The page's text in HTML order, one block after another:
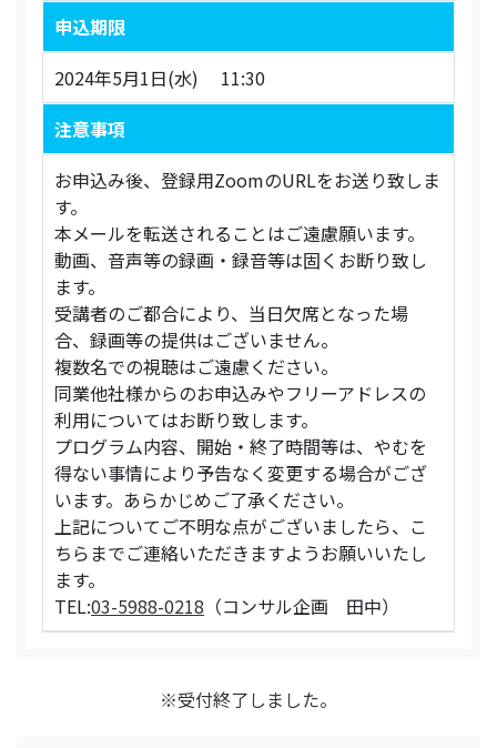
申込期限
2024年5月1日(水) 11:30
注意事項
お申込み後、登録用ZoomのURLをお送り致しま
す。
本メールを転送されることはご遠慮願います。
動画、音声等の録画・録音等は固くお断り致し
ます。
受講者のご都合により、当日欠席となった場
合、録画等の提供はございません。
複数名での視聴はご遠慮ください。
同業他社様からのお申込みやフリーアドレスの
利用についてはお断り致します。
プログラム内容、開始・終了時間等は、やむを
得ない事情により予告なく変更する場合がござ
います。あらかじめご了承ください。
上記についてご不明な点がございましたら、こ
ちらまでご連絡いただきますようお願いいたし
ます。
TEL:03-5988-0218 （コンサル企画 田中）
※受付終了しました。